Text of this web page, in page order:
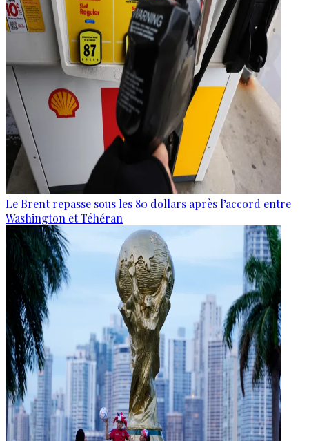
Le Brent repasse sous les 80 dollars après l’accord entre
Washington et Téhéran